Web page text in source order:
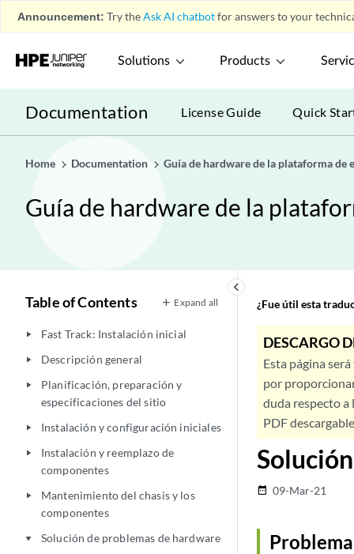
Announcement: Try theAsk AI chatbotfor answers to your
Solutions Products
Documentation License Guide Quick
Home Documentation Guía de hardware de la plataforma
Guía de hardware de la
keyboard_arrow_left
Table of Contents Expand all
play_arrow Fast Track: Instalación inicial
play_arrow Descripción general
play_arrow
Planificación, preparación y
especificaciones del sitio
play_arrow Instalación y configuración iniciales
play_arrow
Instalación y reemplazo de
componentes
play_arrow
Mantenimiento del chasis y los
componentes
play_arrow Solución de problemas de hardware
¿Fue útil esta
DESCARGO
Esta página
por
duda respecto a
PDF
date_range 09-Mar-21
Problema